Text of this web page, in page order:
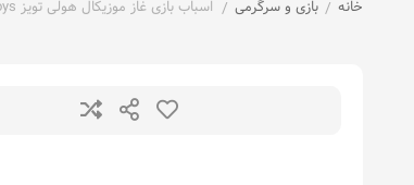
خانه / بازی و سرگرمی / اسباب بازی غاز موزیکال هولی تویز Hola Toys